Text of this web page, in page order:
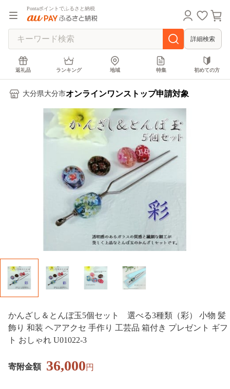
Pontaポイントでふるさと納税
詳細検索
返礼品 ランキング 地域 特集 初めての方
大分県大分市オンラインワンストップ申請対象
かんざし＆とんぼ玉5個セット 選べる3種類（彩） 小物 髪
飾り 和装 ヘアアクセ 手作り 工芸品 箱付き プレゼント ギフ
ト おしゃれ U01022-3
寄附金額 36,000円